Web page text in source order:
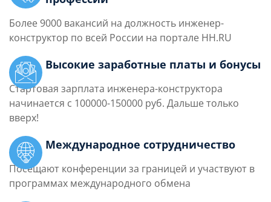
Более 9000 вакансий на должность инженер-
конструктор по всей России на портале HH.RU
Высокие заработные платы и бонусы
Стартовая зарплата инженера-конструктора
начинается с 100000-150000 руб. Дальше только
вверх!
Международное сотрудничество
Посещают конференции за границей и участвуют в
программах международного обмена